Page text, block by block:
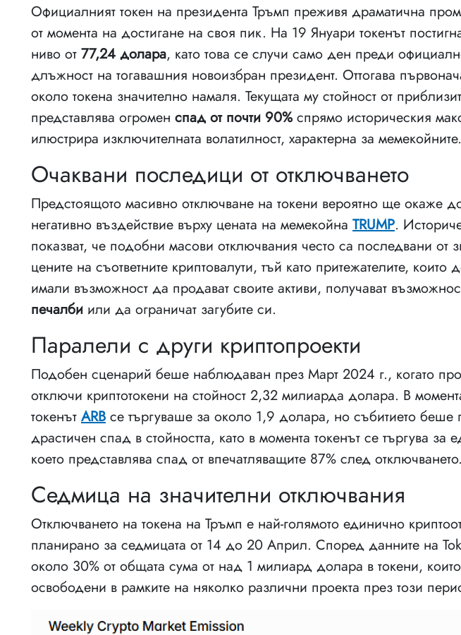
Официалният токен на президента Тръмп преживя драматична
от момента на достигане на своя пик. На 19 Януари токенът
ниво от 77,24 долара, като това се случи само ден преди
длъжност на тогавашния новоизбран президент. Оттогава
около токена значително намаля. Текущата му стойност от
представлява огромен спад от почти 90% спрямо историческия
илюстрира изключителната волатилност, характерна за мемекойните.
Очаквани последици от отключването
Предстоящото масивно отключване на токени вероятно ще окаже
негативно въздействие върху цената на мемекойна TRUMP.
показват, че подобни масови отключвания често са последвани от
цените на съответните криптовалути, тъй като притежателите, които
имали възможност да продават своите активи, получават
печалби или да ограничат загубите си.
Паралели с други криптопроекти
Подобен сценарий беше наблюдаван през Март 2024 г., когато
отключи криптотокени на стойност 2,32 милиарда долара. В
токенът ARB се търгуваше за около 1,9 долара, но събитието беше
драстичен спад в стойността, като в момента токенът се търгува
което представлява спад от впечатляващите 87% след отключването.
Седмица на значителни отключвания
Отключването на токена на Тръмп е най-голямото единично
планирано за седмицата от 14 до 20 Април. Според данните на
около 30% от общата сума от над 1 милиард долара в токени,
освободени в рамките на няколко различни проекта през този